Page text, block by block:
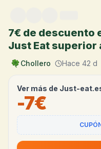
7€ de descuento
Just Eat superior
Chollero Hace 42 d
Ver más de Just-
-7€